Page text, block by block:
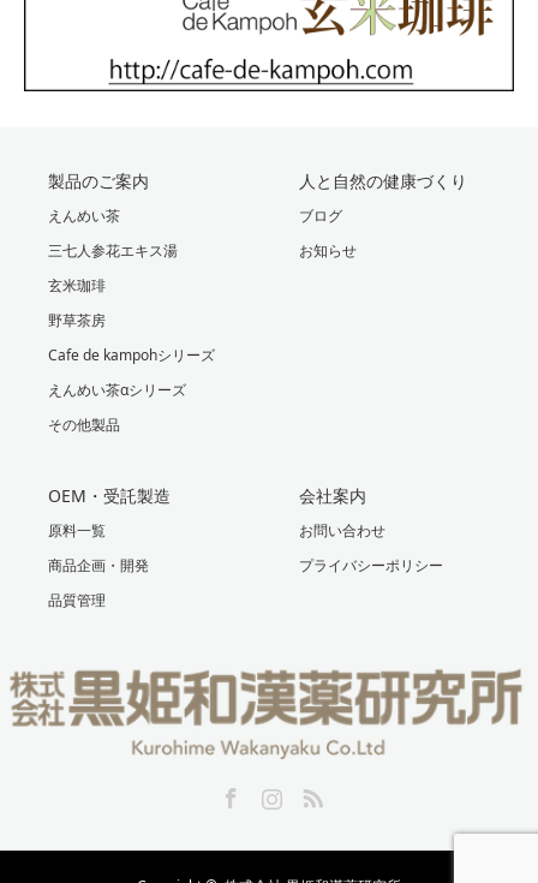
製品のご案内
えんめい茶
三七人参花エキス湯
玄米珈琲
野草茶房
Cafe de kampohシリーズ
えんめい茶αシリーズ
その他製品
人と自然の健康づくり
ブログ
お知らせ
OEM・受託製造
原料一覧
商品企画・開発
品質管理
会社案内
お問い合わせ
プライバシーポリシー